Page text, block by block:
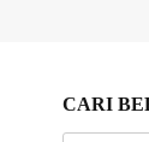
CARI